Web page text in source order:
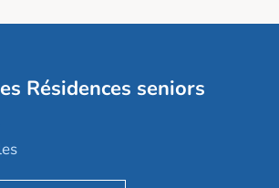
Résidences seniors